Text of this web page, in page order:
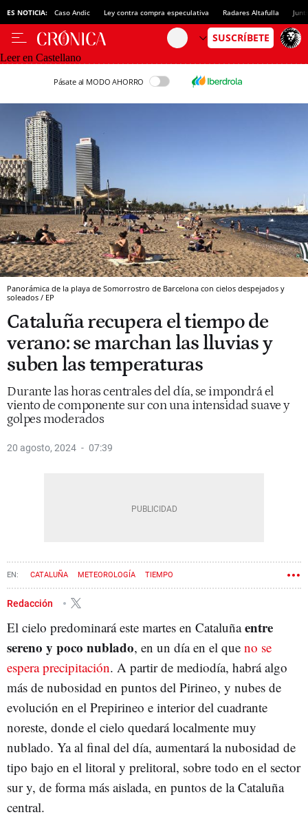
ES NOTICIA: Caso Andic Ley contra compra especulativa Radares Altafulla
Leer en Castellano
Pásate al MODO AHORRO
Panorámica de la playa de Somorrostro de Barcelona con cielos despejados y
soleados / EP
Cataluña recupera el tiempo de
verano: se marchan las lluvias y
suben las temperaturas
Durante las horas centrales del día, se impondrá el
viento de componente sur con una intensidad suave y
golpes moderados
20 agosto, 2024 07:39
CATALUÑA METEOROLOGÍA TIEMPO
Redacción
El cielo predominará este martes en Cataluñaentre
sereno y poco nublado, en un día en el que no se
espera precipitación. A partir de mediodía, habrá algo
más de nubosidad en puntos del Pirineo, y nubes de
evolución en el Prepirineo e interior del cuadrante
noreste, donde el cielo quedará localmente muy
nublado. Ya al final del día, aumentará la nubosidad de
tipo bajo en el litoral y prelitoral, sobre todo en el sector
sur y, de forma más aislada, en puntos de la Cataluña
central.